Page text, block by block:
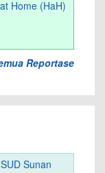
Home (HaH)
Reportase
Sunan